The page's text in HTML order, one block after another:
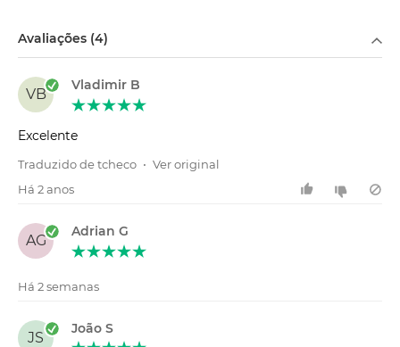
Avaliações (4)
VB
Vladimir B
Excelente
Traduzido de tcheco • Ver original
Há 2 anos
AG
Adrian G
Há 2 semanas
JS
João S